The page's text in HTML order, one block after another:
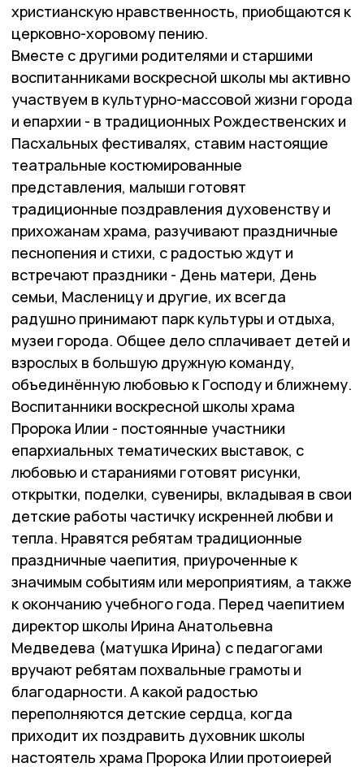
христианскую нравственность, приобщаются к
церковно-хоровому пению.
Вместе с другими родителями и старшими
воспитанниками воскресной школы мы активно
участвуем в культурно-массовой жизни города
и епархии - в традиционных Рождественских и
Пасхальных фестивалях, ставим настоящие
театральные костюмированные
представления, малыши готовят
традиционные поздравления духовенству и
прихожанам храма, разучивают праздничные
песнопения и стихи, с радостью ждут и
встречают праздники - День матери, День
семьи, Масленицу и другие, их всегда
радушно принимают парк культуры и отдыха,
музеи города. Общее дело сплачивает детей и
взрослых в большую дружную команду,
объединённую любовью к Господу и ближнему.
Воспитанники воскресной школы храма
Пророка Илии - постоянные участники
епархиальных тематических выставок, с
любовью и стараниями готовят рисунки,
открытки, поделки, сувениры, вкладывая в свои
детские работы частичку искренней любви и
тепла. Нравятся ребятам традиционные
праздничные чаепития, приуроченные к
значимым событиям или мероприятиям, а также
к окончанию учебного года. Перед чаепитием
директор школы Ирина Анатольевна
Медведева (матушка Ирина) с педагогами
вручают ребятам похвальные грамоты и
благодарности. А какой радостью
переполняются детские сердца, когда
приходит их поздравить духовник школы
настоятель храма Пророка Илии протоиерей